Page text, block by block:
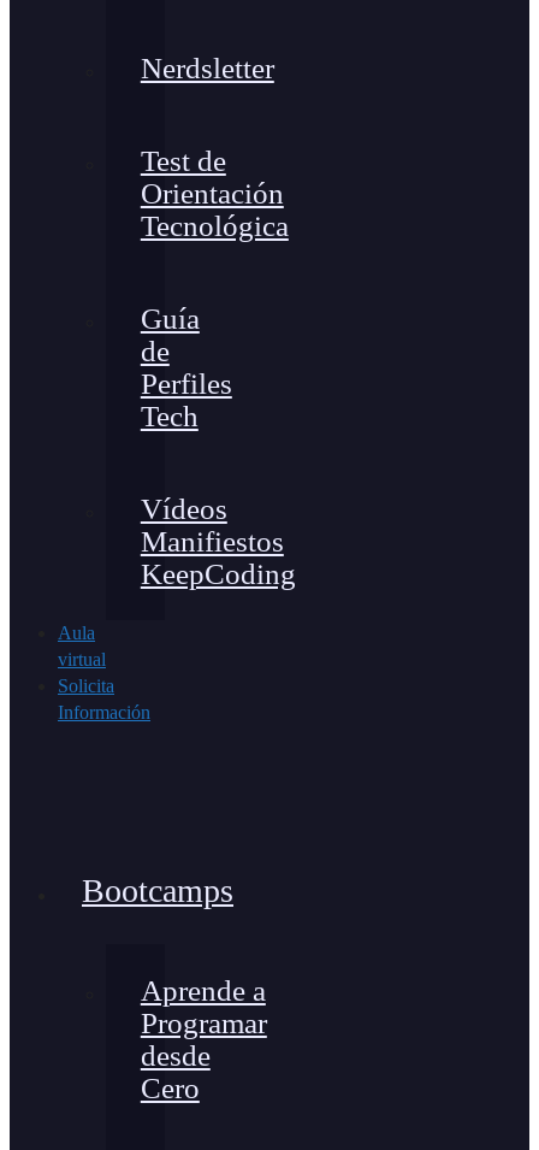
Nerdsletter
Test de
Orientación
Tecnológica
Guía
de
Perfiles
Tech
Vídeos
Manifiestos
KeepCoding
Aula
virtual
Solicita
Información
Bootcamps
Aprende a
Programar
desde
Cero